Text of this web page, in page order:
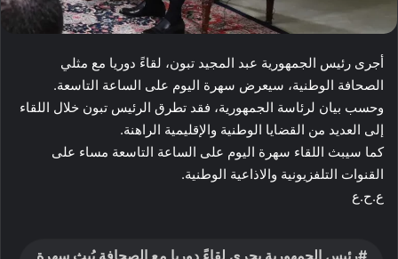
أجرى رئيس الجمهورية عبد المجيد تبون، لقاءً دوريا مع مثلي
الصحافة الوطنية، سيعرض سهرة اليوم على الساعة التاسعة.
وحسب بيان لرئاسة الجمهورية، فقد تطرق الرئيس تبون خلال اللقاء
إلى العديد من القضايا الوطنية والإقليمية الراهنة.
كما سيبث اللقاء سهرة اليوم على الساعة التاسعة مساء على
القنوات التلفزيونية والاذاعية الوطنية.
ع.ح.ع